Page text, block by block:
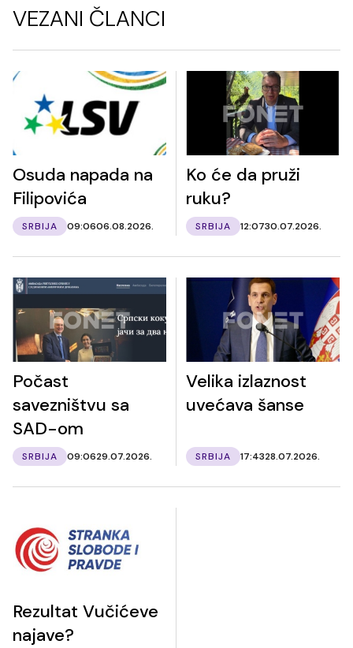
VEZANI ČLANCI
Osuda napada na
Filipovića
SRBIJA 09:0606.08.2026.
Ko će da pruži
ruku?
SRBIJA 12:0730.07.2026.
Počast
savezništvu sa
SAD-om
SRBIJA 09:0629.07.2026.
Velika izlaznost
uvećava šanse
SRBIJA 17:4328.07.2026.
Rezultat Vučićeve
najave?